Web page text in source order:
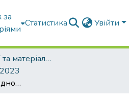
за
Статистика Увійти
Конференції та матеріали конференцій
Технологічна схема однорядних картоплезбиральних комбайнів